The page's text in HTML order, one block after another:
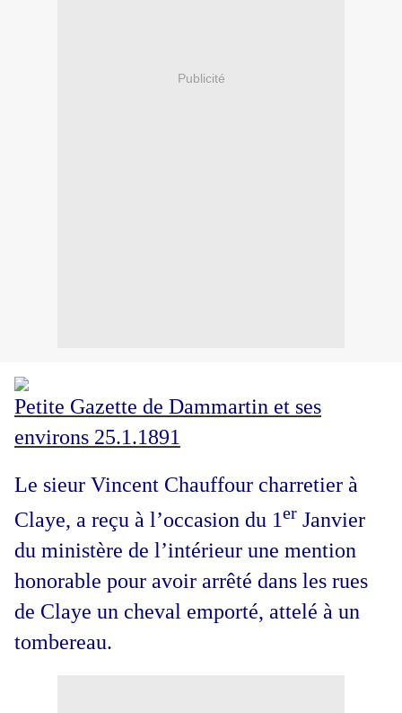
Publicité
Petite Gazette de Dammartin et ses
environs 25.1.1891
Le sieur Vincent Chauffour charretier à
Claye, a reçu à l’occasion du 1er Janvier
du ministère de l’intérieur une mention
honorable pour avoir arrêté dans les rues
de Claye un cheval emporté, attelé à un
tombereau.